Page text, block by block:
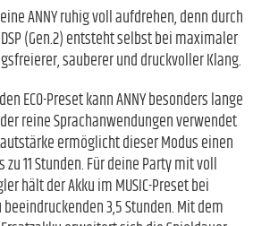
ANNY ruhig voll aufdrehen, denn durch
(Gen.2) entsteht selbst bei maximaler
sauberer und druckvoller Klang.
ECO-Preset kann ANNY besonders lange
reine Sprachanwendungen verwendet
ermöglicht dieser Modus einen
11 Stunden. Für deine Party mit voll
hält der Akku im MUSIC-Preset bei
3,5 Stunden. Mit dem